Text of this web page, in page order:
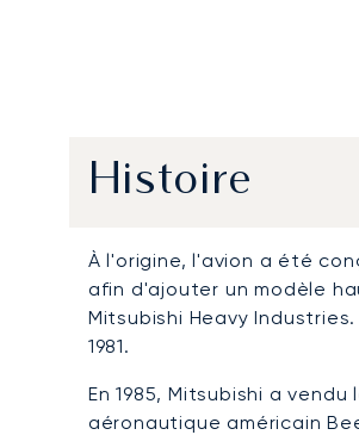
Histoire
À l'origine, l'avion a été
afin d'ajouter un modèle
Mitsubishi Heavy Industries.
1981.
En 1985, Mitsubishi a
aéronautique américain